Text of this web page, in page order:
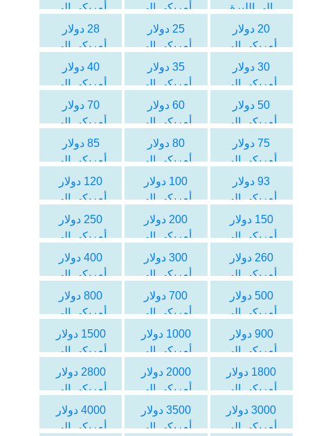
الى الليرة
السورية
أمريكي الى
الليرة السورية
أمريكي الى
الليرة السورية
20 دولار
أمريكي الى
الليرة السورية
25 دولار
أمريكي الى
الليرة السورية
28 دولار
أمريكي الى
الليرة السورية
30 دولار
أمريكي الى
الليرة السورية
35 دولار
أمريكي الى
الليرة السورية
40 دولار
أمريكي الى
الليرة السورية
50 دولار
أمريكي الى
الليرة السورية
60 دولار
أمريكي الى
الليرة السورية
70 دولار
أمريكي الى
الليرة السورية
75 دولار
أمريكي الى
الليرة السورية
80 دولار
أمريكي الى
الليرة السورية
85 دولار
أمريكي الى
الليرة السورية
93 دولار
أمريكي الى
الليرة السورية
100 دولار
أمريكي الى
الليرة السورية
120 دولار
أمريكي الى
الليرة السورية
150 دولار
أمريكي الى
الليرة السورية
200 دولار
أمريكي الى
الليرة السورية
250 دولار
أمريكي الى
الليرة السورية
260 دولار
أمريكي الى
الليرة السورية
300 دولار
أمريكي الى
الليرة السورية
400 دولار
أمريكي الى
الليرة السورية
500 دولار
أمريكي الى
الليرة السورية
700 دولار
أمريكي الى
الليرة السورية
800 دولار
أمريكي الى
الليرة السورية
900 دولار
أمريكي الى
الليرة السورية
1000 دولار
أمريكي الى
الليرة السورية
1500 دولار
أمريكي الى
الليرة السورية
1800 دولار
أمريكي الى
الليرة السورية
2000 دولار
أمريكي الى
الليرة السورية
2800 دولار
أمريكي الى
الليرة السورية
3000 دولار
أمريكي الى
3500 دولار
أمريكي الى
4000 دولار
أمريكي الى